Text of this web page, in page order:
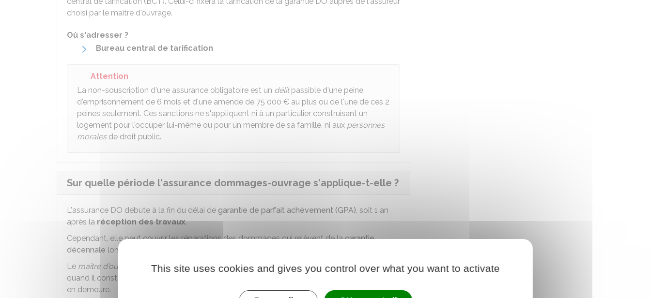
choisi par le maître d'ouvrage.
Où s'adresser ?
Bureau central de tarification
Attention
La non-souscription d'une assurance obligatoire est un délitpassible d'une peine
d'emprisonnement de 6 mois et d'une amende de 75 000 € au plus ou de l'une de ces 2
peines seulement. Ces sanctions ne s'appliquent ni à un particulier construisant un
logement pour l'occuper lui-même ou pour un membre de sa famille, ni aux personnes
moralesde droit public.
Sur quelle période l'assurance dommages-ouvrage s'applique-t-elle ?
L'assurance DO débute à la fin du délai de garantie de parfait achèvement (GPA), soit 1 an
après la réception des travaux.
Cependant, elle peut couvrir les réparations des dommages qui relèvent de lagarantie
décennale lorsqu'ils ont fait l'objet de réserves à la réception de travaux.
Le maître d'ouvrage
saisit l'assureur DO pendant l'année de garantie de parfait achèvement
quand il constate que l'entrepreneur n'effectue pas les réparations après avoir reçu une mise
en demeure.
This site uses cookies and gives you control over what you want to activate